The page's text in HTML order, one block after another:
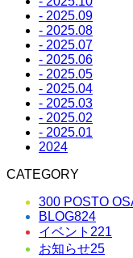
- 2025.09
- 2025.08
- 2025.07
- 2025.06
- 2025.05
- 2025.04
- 2025.03
- 2025.02
- 2025.01
2024
CATEGORY
300 POSTO
BLOG824
イベント 221
お知らせ25